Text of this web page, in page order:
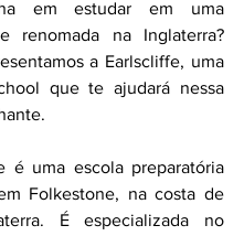
em estudar em uma
renomada na Inglaterra?
a Earlscliffe, uma
que te ajudará nessa
é uma escola preparatória
Folkestone, na costa de
É especializada no